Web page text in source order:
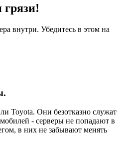
внутри. Убедитесь в этом на
Toyota. Они безотказно служат
- серверы не попадают в
в них не забывают менять